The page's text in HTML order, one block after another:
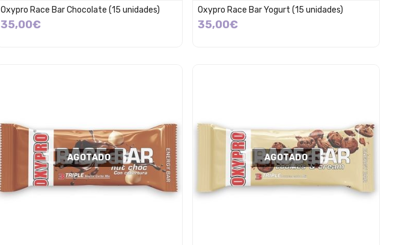
Oxypro Race Bar Chocolate (15 unidades)
35,00€
Oxypro Race Bar Yogurt (15 unidades)
35,00€
AGOTADO AGOTADO